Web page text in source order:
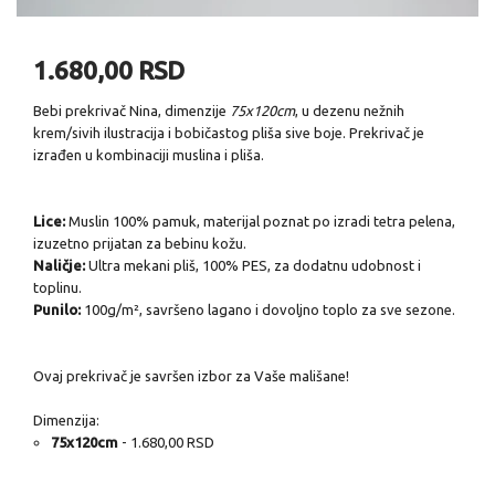
1.680,00 RSD
Bebi prekrivač Nina, dimenzije 75x120cm, u dezenu nežnih
krem/sivih ilustracija i bobičastog pliša sive boje. Prekrivač je
izrađen u kombinaciji muslina i pliša.
Lice: Muslin 100% pamuk, materijal poznat po izradi tetra pelena,
izuzetno prijatan za bebinu kožu.
Naličje: Ultra mekani pliš, 100% PES, za dodatnu udobnost i
toplinu.
Punilo: 100g/m², savršeno lagano i dovoljno toplo za sve sezone.
Ovaj prekrivač je savršen izbor za Vaše mališane!
Dimenzija:
75x120cm- 1.680,00 RSD